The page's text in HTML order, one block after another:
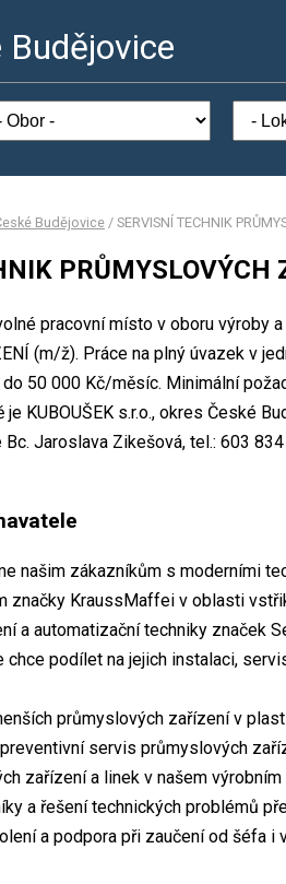
Budějovice
Budějovice / SERVISNÍ TECHNIK
PRŮMYSLOVÝCH
pracovní místo v oboru výroby
(m/ž). Práce na plný úvazek v
50 000 Kč/měsíc. Minimální
KUBOUŠEK s.r.o., okres České
Jaroslava Zikešová, tel.: 603
našim zákazníkům s moderními
značky KraussMaffei v oblasti
a automatizační techniky značek
podílet na jejich instalaci,
průmyslových zařízení v
servis průmyslových
zařízení a linek v našem
a řešení technických problémů
a podpora při zaučení od šéfa i